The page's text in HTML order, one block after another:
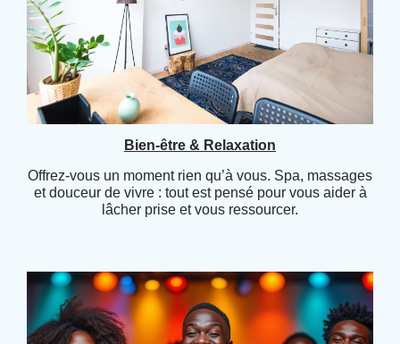
Bien-être & Relaxation
Offrez-vous un moment rien qu’à vous. Spa, massages
et douceur de vivre : tout est pensé pour vous aider à
lâcher prise et vous ressourcer.